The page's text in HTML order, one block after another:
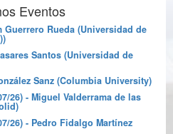
Eventos
Guerrero Rueda (Universidad de
Santos (Universidad de
Sanz (Columbia University)
26) - Miguel Valderrama de las
26) - Pedro Fidalgo Martínez